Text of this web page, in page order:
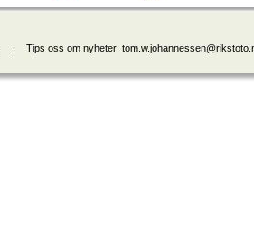
Tips oss om nyheter: